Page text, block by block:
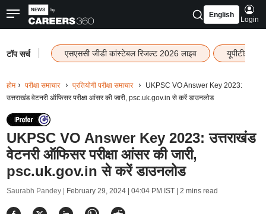
English
Login
टॉप सर्च एसएससी जीडी कांस्टेबल रिजल्ट 2026 लाइव यूपीटीईटी
होम परीक्षा समाचार प्रतियोगी परीक्षा समाचार
UKPSC VO Answer Key 2023:
उत्तराखंड वेटनरी ऑफिसर परीक्षा आंसर की जारी, psc.uk.gov.in से करें डाउनलोड
UKPSC VO Answer Key 2023: उत्तराखंड
वेटनरी ऑफिसर परीक्षा आंसर की जारी,
psc.uk.gov.in से करें डाउनलोड
Saurabh Pandey | February 29, 2024 | 04:04 PM IST| 2 mins read